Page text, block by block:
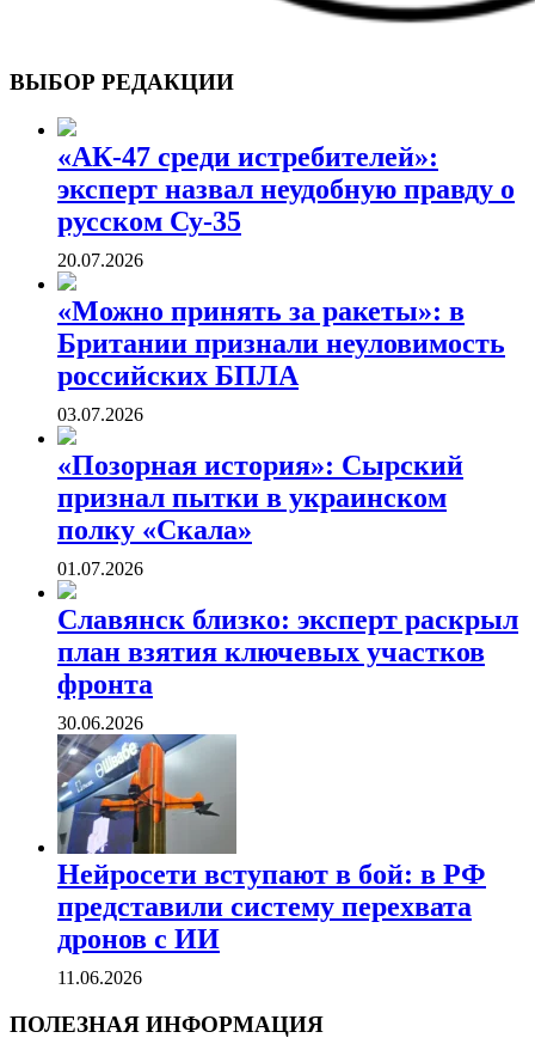
ВОЕННЫЕ СТРАНИЦЫ
СТАТЬИ ВОЕННОЙ ТЕМАТИКИ
ВЫБОР РЕДАКЦИИ
«АК-47 среди истребителей»:
эксперт назвал неудобную правду о
русском Су-35
20.07.2026
«Можно принять за ракеты»: в
Британии признали неуловимость
российских БПЛА
03.07.2026
«Позорная история»: Сырский
признал пытки в украинском
полку «Скала»
01.07.2026
Славянск близко: эксперт раскрыл
план взятия ключевых участков
фронта
30.06.2026
Нейросети вступают в бой: в РФ
представили систему перехвата
дронов с ИИ
11.06.2026
ПОЛЕЗНАЯ ИНФОРМАЦИЯ